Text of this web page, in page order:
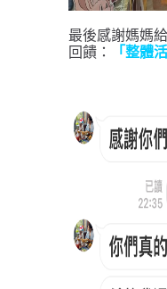
最後感謝媽媽
回饋：
「整體